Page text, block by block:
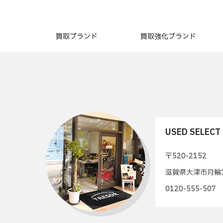
買取ブランド 買取強化ブランド
USED
〒520-2152
滋賀県大津市月
0120-555-507